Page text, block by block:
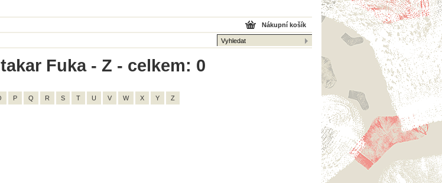
Nákupní košík
Fuka - Z - celkem: 0
P Q R S T U V W X Y Z